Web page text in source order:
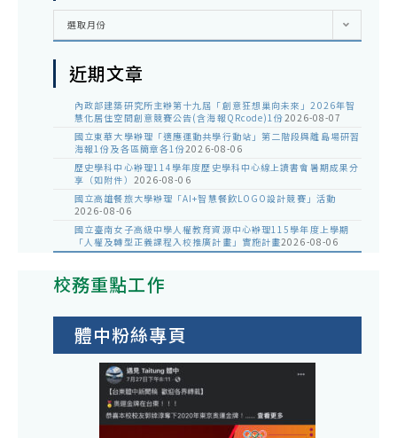
彙
選取月份
近期文章
內政部建築研究所主辦第十九屆「創意狂想巢向未來」2026年智
慧化居住空間創意競賽公告(含海報QRcode)1份2026-08-07
國立東華大學辦理「適應運動共學行動站」第二階段與離島場研習
海報1份及各區簡章各1份2026-08-06
歷史學科中心辦理114學年度歷史學科中心線上讀書會暑期成果分
享（如附件） 2026-08-06
國立高雄餐旅大學辦理「AI+智慧餐飲LOGO設計競賽」活動
2026-08-06
國立臺南女子高級中學人權教育資源中心辦理115學年度上學期
「人權及轉型正義課程入校推廣計畫」實施計畫2026-08-06
校務重點工作
體中粉絲專頁